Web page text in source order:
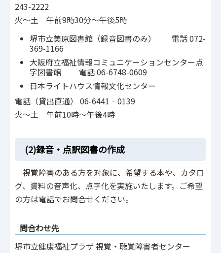
243-2222
火～土 午前9時30分～午後5時
堺市立美原図書館（録音図書のみ） 電話 072-
369-1166
大阪府立福祉情報コミュニケーションセンター点
字図書館 電話 06-6748-0609
日本ライトハウス情報文化センター
電話（貸出直通） 06-6441‐0139
火～土 午前10時～午後4時
(2)録音・点訳図書の作成
視覚障害のある方を対象に、希望する本や、カタロ
グ、資料の音声化、点字化を実施いたします。ご希望
の方は電話でお問合せください。
問合わせ先
堺市立健康福祉プラザ 視覚・聴覚障害者センター